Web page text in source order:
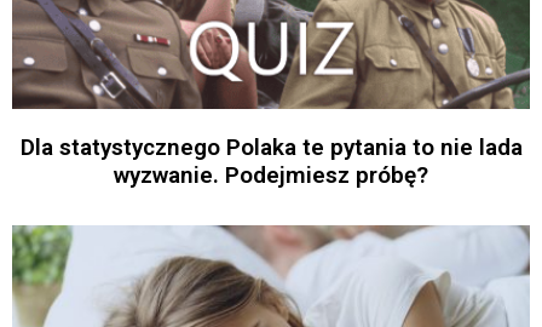
Dla statystycznego Polaka te pytania to nie lada
wyzwanie. Podejmiesz próbę?